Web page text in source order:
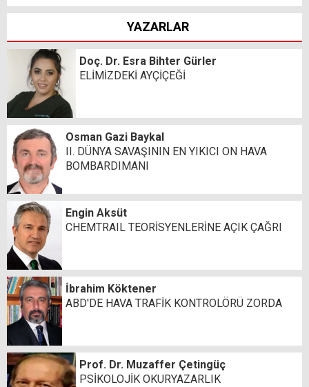
YAZARLAR
Doç. Dr. Esra Bihter Gürler
ELİMİZDEKİ AYÇİÇEĞİ
Osman Gazi Baykal
II. DÜNYA SAVAŞININ EN YIKICI ON HAVA
BOMBARDIMANI
Engin Aksüt
CHEMTRAIL TEORİSYENLERİNE AÇIK ÇAĞRI
İbrahim Köktener
ABD'DE HAVA TRAFİK KONTROLÖRÜ ZORDA
Prof. Dr. Muzaffer Çetingüç
PSİKOLOJİK OKURYAZARLIK